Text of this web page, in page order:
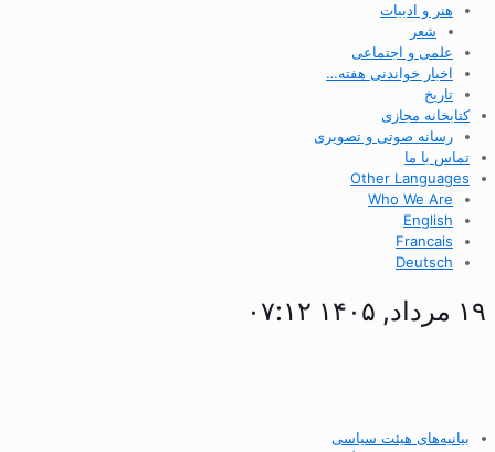
هنر و ادبیات
شعر
علمی و اجتماعی
اخبار خواندنی هفته…
تاریخ
کتابخانه مجازی
رسانه صوتی و تصویری
تماس با ما
Other Languages
Who We Are
English
Francais
Deutsch
۱۹ مرداد, ۱۴۰۵ ۰۷:۱۲
بیانیه‌های هیئت سیاسی